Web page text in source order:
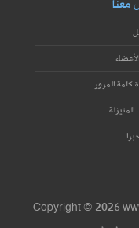
معنا
كلمة المرور
Copyright © 2026